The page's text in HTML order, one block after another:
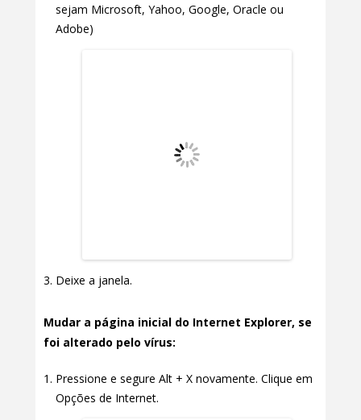
sejam Microsoft, Yahoo, Google, Oracle ou
Adobe)
Deixe a janela.
Mudar a página inicial do Internet Explorer, se
foi alterado pelo vírus:
Pressione e segure Alt + X novamente. Clique em
Opções de Internet.